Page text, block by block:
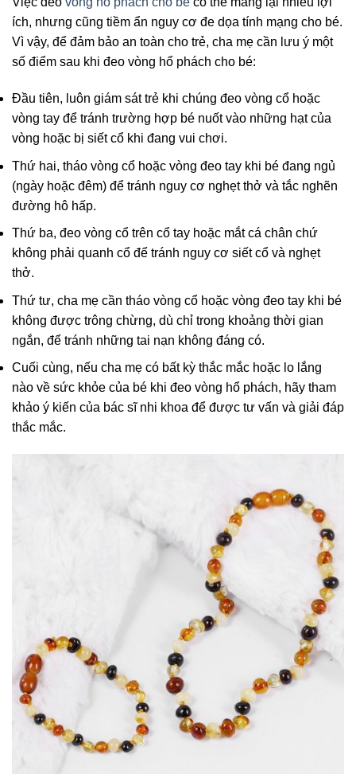
ích, nhưng cũng tiềm ẩn nguy cơ đe dọa tính mạng cho bé.
Vì vậy, để đảm bảo an toàn cho trẻ, cha mẹ cần lưu ý một
số điểm sau khi đeo vòng hổ phách cho bé:
Đầu tiên, luôn giám sát trẻ khi chúng đeo vòng cổ hoặc
vòng tay để tránh trường hợp bé nuốt vào những hạt của
vòng hoặc bị siết cổ khi đang vui chơi.
Thứ hai, tháo vòng cổ hoặc vòng đeo tay khi bé đang ngủ
(ngày hoặc đêm) để tránh nguy cơ nghẹt thở và tắc nghẽn
đường hô hấp.
Thứ ba, đeo vòng cổ trên cổ tay hoặc mắt cá chân chứ
không phải quanh cổ để tránh nguy cơ siết cổ và nghẹt
thở.
Thứ tư, cha mẹ cần tháo vòng cổ hoặc vòng đeo tay khi bé
không được trông chừng, dù chỉ trong khoảng thời gian
ngắn, để tránh những tai nạn không đáng có.
Cuối cùng, nếu cha mẹ có bất kỳ thắc mắc hoặc lo lắng
nào về sức khỏe của bé khi đeo vòng hổ phách, hãy tham
khảo ý kiến của bác sĩ nhi khoa để được tư vấn và giải đáp
thắc mắc.